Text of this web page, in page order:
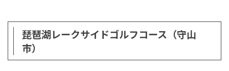
琵琶湖レークサイドゴルフコース（守山
市）